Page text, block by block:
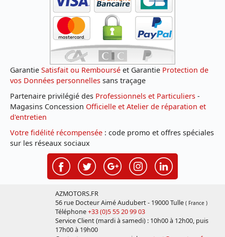
Garantie Satisfait ou Remboursé et Garantie Protection de
vos Données personnelles sans traçage
Partenaire privilégié des Professionnels et Particuliers -
Magasins Concession Officielle et Atelier de réparation et
d'entretien
Votre fidélité récompensée : code promo et offres spéciales
sur les réseaux sociaux
AZMOTORS.FR
56 rue Docteur Aimé Audubert - 19000 Tulle ( France )
Téléphone+33 (0)5 55 20 99 03
Service Client (mardi à samedi) : 10h00 à 12h00, puis
17h00 à 19h00